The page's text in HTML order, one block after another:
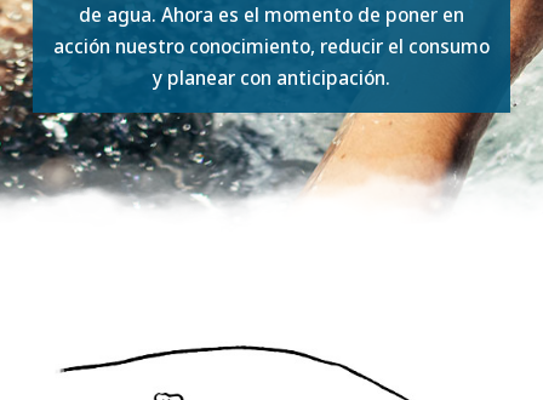
de agua. Ahora es el momento de poner en
acción nuestro conocimiento, reducir el consumo
y planear con anticipación.